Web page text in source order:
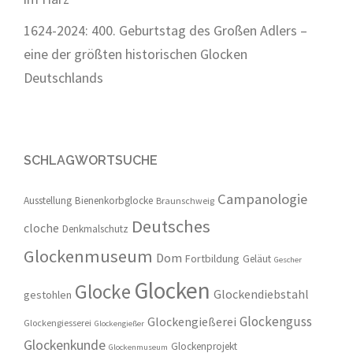
1624-2024: 400. Geburtstag des Großen Adlers –
eine der größten historischen Glocken
Deutschlands
SCHLAGWORTSUCHE
Ausstellung Bienenkorbglocke Braunschweig Campanologie
cloche Denkmalschutz Deutsches
Glockenmuseum Dom Fortbildung Geläut Gescher
gestohlen Glocke Glocken Glockendiebstahl
Glockengiesserei Glockengießer Glockengießerei Glockenguss
Glockenkunde Glockenmuseum Glockenprojekt